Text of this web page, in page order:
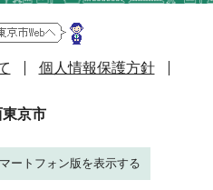
個人情報保護方針
京市
ートフォン版を表示する